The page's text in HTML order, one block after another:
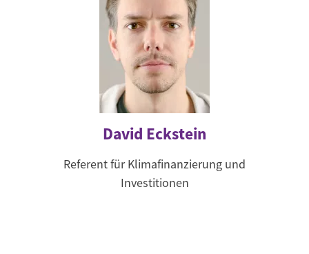
David Eckstein
Referent für Klimafinanzierung und
Investitionen